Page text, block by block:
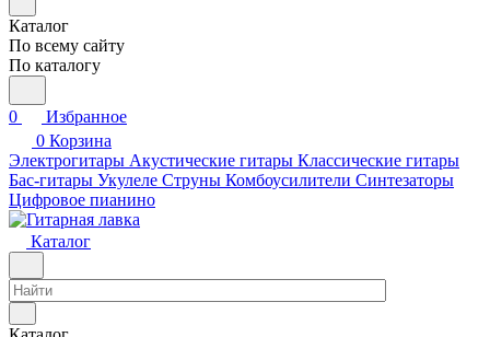
Каталог
По всему сайту
По каталогу
0
Избранное
0 Корзина
Электрогитары Акустические гитары Классические гитары
Бас-гитары Укулеле Струны Комбоусилители Синтезаторы
Цифровое пианино
Каталог